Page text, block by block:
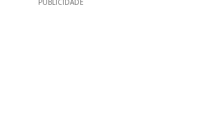
PUBLICIDADE